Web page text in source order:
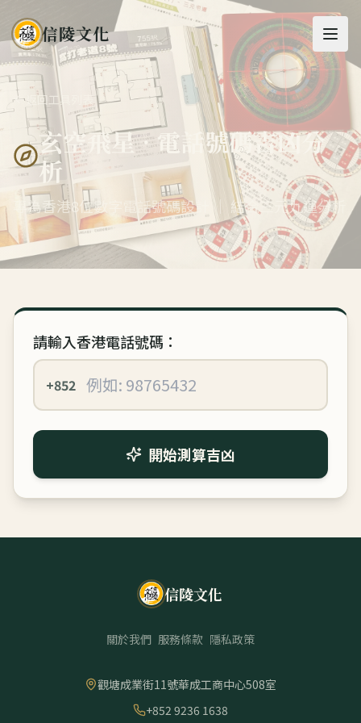
信陵文化
返回工具列表
玄空飛星 · 電話號碼吉凶分
析
專為香港8位數字電話號碼設計 ｜ 結合三元九運分析
請輸入香港電話號碼：
+852
開始測算吉凶
信陵文化
關於我們 服務條款 隱私政策
觀塘成業街11號華成工商中心508室
+852 9236 1638